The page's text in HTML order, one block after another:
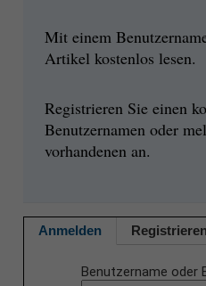
Mit einem
Artikel kostenlos lesen.
Registrieren Sie einen
Benutzernamen oder
vorhandenen an.
Anmelden Registrieren
Benutzername oder